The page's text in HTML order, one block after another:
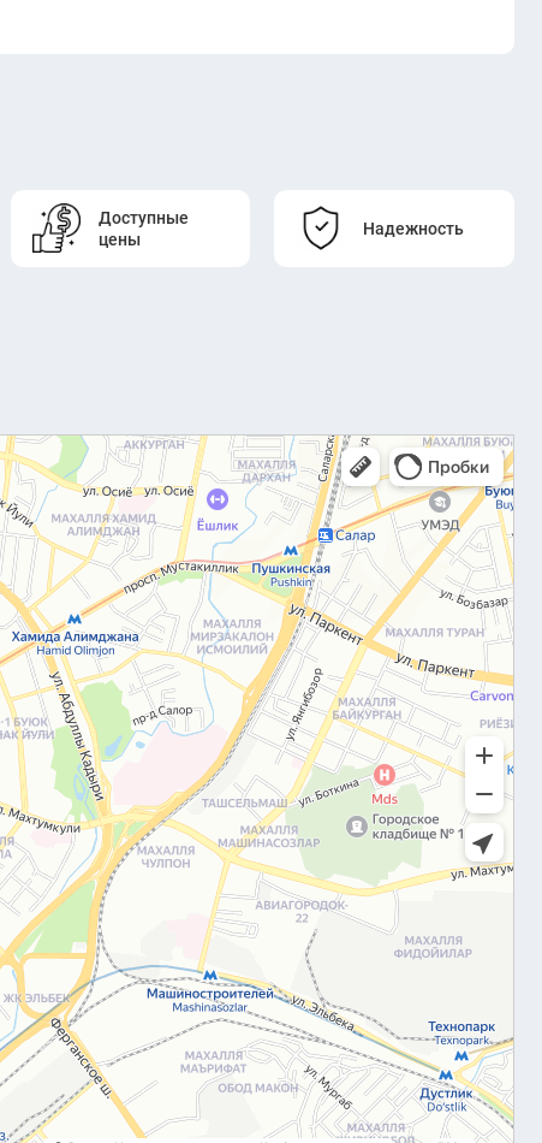
Доступные
цены
Надежность